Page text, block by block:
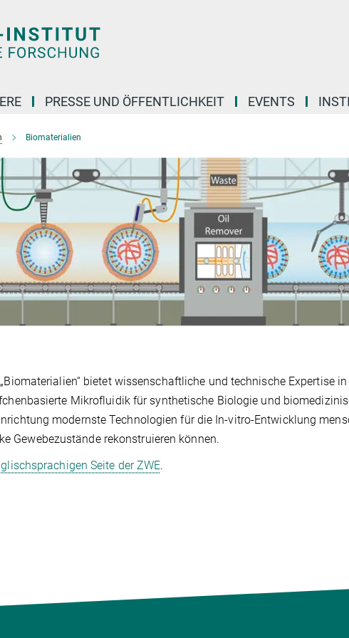
PRESSE UND ÖFFENTLICHKEIT EVENTS
Biomaterialien
bietet wissenschaftliche und technische Expertise in
Mikrofluidik für synthetische Biologie und
modernste Technologien für die In-vitro-Entwicklung
Gewebezustände rekonstruieren können.
Seite der ZWE.